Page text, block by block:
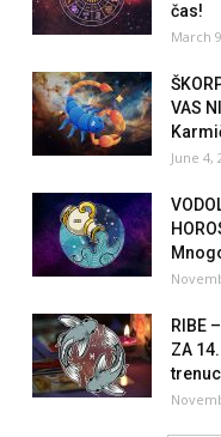
čas!
March
VAS
June 4,
RIBE
ZA